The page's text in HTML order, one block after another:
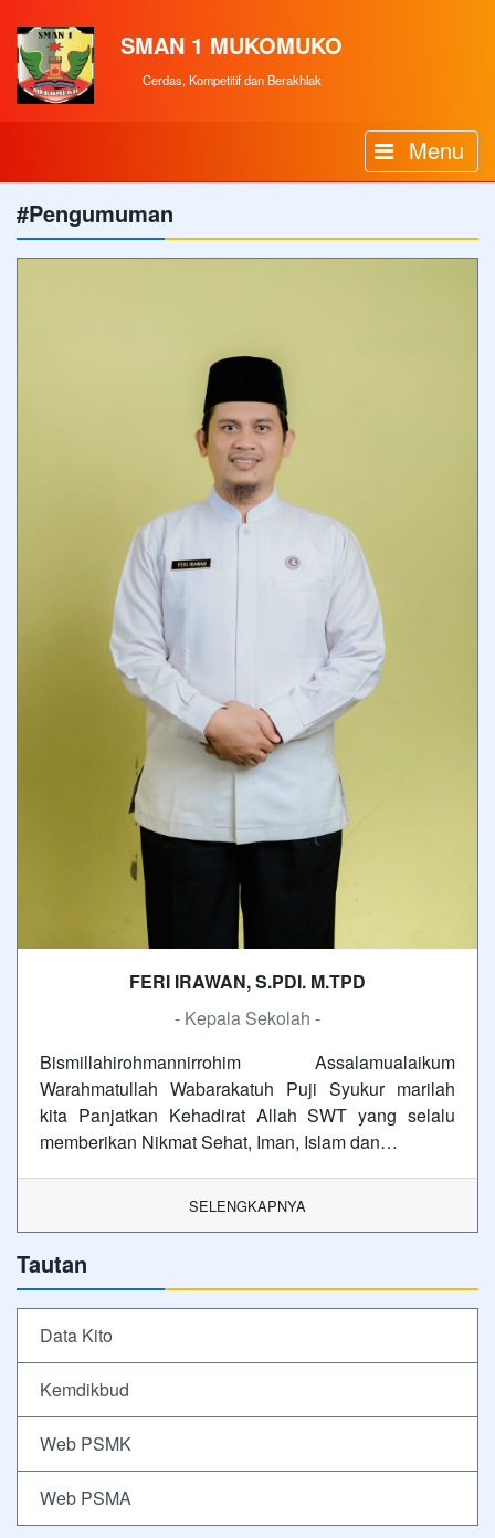
SMAN 1 MUKOMUKO
Cerdas, Kompetitif dan Berakhlak
Menu
#Pengumuman
FERI IRAWAN, S.PDI. M.TPD
- Kepala Sekolah -
Bismillahirohmannirrohim Assalamualaikum
Warahmatullah Wabarakatuh Puji Syukur marilah
kita Panjatkan Kehadirat Allah SWT yang selalu
memberikan Nikmat Sehat, Iman, Islam dan…
SELENGKAPNYA
Tautan
Data Kito
Kemdikbud
Web PSMK
Web PSMA